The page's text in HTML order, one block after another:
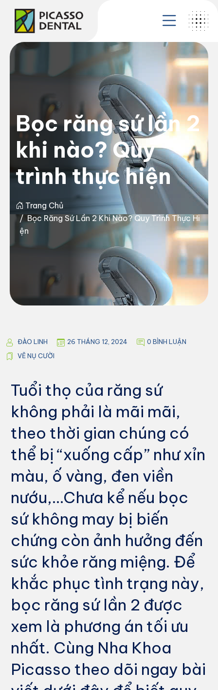
Bọc răng sứ lần 2
khi nào? Quy
trình thực hiện
Trang Chủ
Bọc Răng Sứ Lần 2 Khi Nào? Quy Trình Thực Hi
Ện
ĐÀO LINH 26 THÁNG 12, 2024
0 BÌNH LUẬN
VẼ NỤ CƯỜI
Tuổi thọ của răng sứ
không phải là mãi mãi,
theo thời gian chúng có
thể bị “xuống cấp” như xỉn
màu, ố vàng, đen viền
nướu,…Chưa kể nếu bọc
sứ không may bị biến
chứng còn ảnh hưởng đến
sức khỏe răng miệng. Để
khắc phục tình trạng này,
bọc răng sứ lần 2 được
xem là phương án tối ưu
nhất. Cùng Nha Khoa
Picasso theo dõi ngay bài